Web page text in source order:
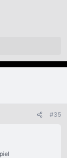
#35